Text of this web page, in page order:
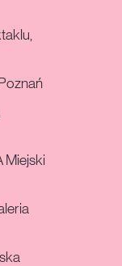
Miejski